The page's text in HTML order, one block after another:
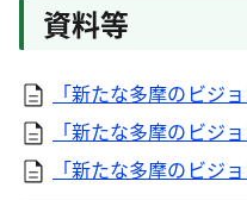
資料等
「新たな多摩のビジ
「新たな多摩のビジ
「新たな多摩のビジ